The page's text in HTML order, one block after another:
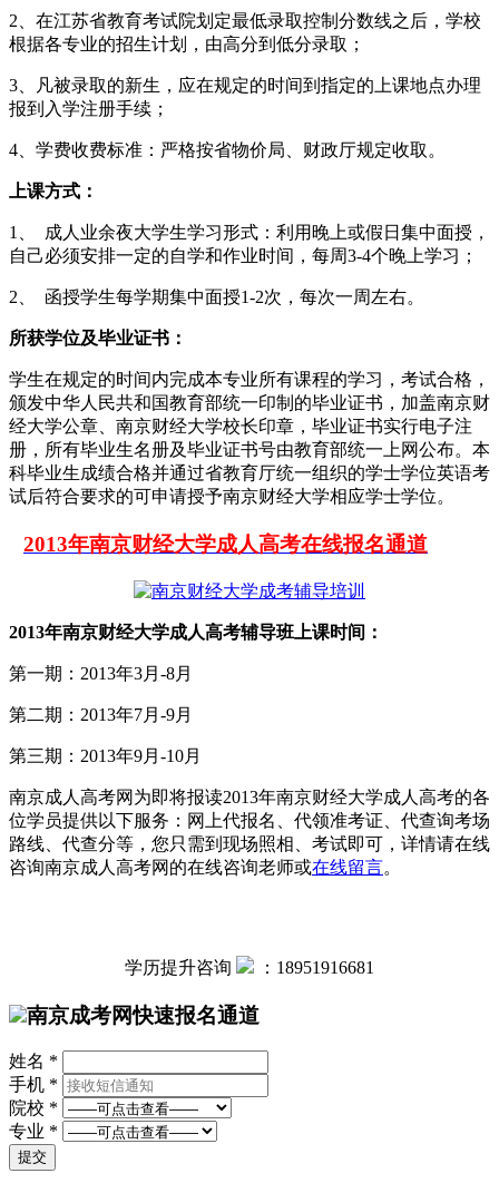
2、在江苏省教育考试院划定最低录取控制分数线之后，学校
根据各专业的招生计划，由高分到低分录取；
3、凡被录取的新生，应在规定的时间到指定的上课地点办理
报到入学注册手续；
4、学费收费标准：严格按省物价局、财政厅规定收取。
上课方式：
1、 成人业余夜大学生学习形式：利用晚上或假日集中面授，
自己必须安排一定的自学和作业时间，每周3-4个晚上学习；
2、 函授学生每学期集中面授1-2次，每次一周左右。
所获学位及毕业证书：
学生在规定的时间内完成本专业所有课程的学习，考试合格，
颁发中华人民共和国教育部统一印制的毕业证书，加盖南京财
经大学公章、南京财经大学校长印章，毕业证书实行电子注
册，所有毕业生名册及毕业证书号由教育部统一上网公布。本
科毕业生成绩合格并通过省教育厅统一组织的学士学位英语考
试后符合要求的可申请授予南京财经大学相应学士学位。
2013年南京财经大学成人高考在线报名通道
2013年南京财经大学成人高考辅导班上课时间：
第一期：2013年3月-8月
第二期：2013年7月-9月
第三期：2013年9月-10月
南京成人高考网为即将报读2013年南京财经大学成人高考的各
位学员提供以下服务：网上代报名、代领准考证、代查询考场
路线、代查分等，您只需到现场照相、考试即可，详情请在线
咨询南京成人高考网的在线咨询老师或在线留言。
学历提升咨询 ： 18951916681
南京成考网快速报名通道
姓名 *
手机 *
院校 *
专业 *